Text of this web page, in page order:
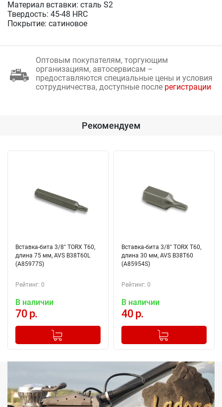
Материал вставки: сталь S2
Твердость: 45-48 HRC
Покрытие: сатиновое
Оптовым покупателям, торгующим
организациям, автосервисам –
предоставляются специальные цены и условия
сотрудничества, доступные после регистрации
Рекомендуем
Вставка-бита 3/8" TORX T60,
длина 75 мм, AVS B38T60L
(A85977S)
Рейтинг: 0
В наличии
70 р.
+
Добавлено в корзину
Вставка-бита 3/8" TORX T60,
длина 30 мм, AVS B38T60
(A85954S)
Рейтинг: 0
В наличии
40 р.
+
Добавлено в корзину